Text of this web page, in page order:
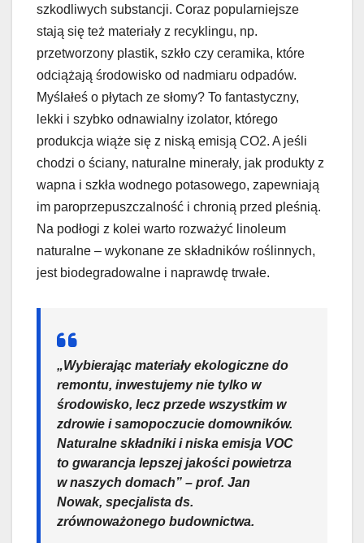
szkodliwych substancji. Coraz popularniejsze
stają się też materiały z recyklingu, np.
przetworzony plastik, szkło czy ceramika, które
odciążają środowisko od nadmiaru odpadów.
Myślałeś o płytach ze słomy? To fantastyczny,
lekki i szybko odnawialny izolator, którego
produkcja wiąże się z niską emisją CO2. A jeśli
chodzi o ściany, naturalne minerały, jak produkty z
wapna i szkła wodnego potasowego, zapewniają
im paroprzepuszczalność i chronią przed pleśnią.
Na podłogi z kolei warto rozważyć linoleum
naturalne – wykonane ze składników roślinnych,
jest biodegradowalne i naprawdę trwałe.
„Wybierając materiały ekologiczne do
remontu, inwestujemy nie tylko w
środowisko, lecz przede wszystkim w
zdrowie i samopoczucie domowników.
Naturalne składniki i niska emisja VOC
to gwarancja lepszej jakości powietrza
w naszych domach” – prof. Jan
Nowak, specjalista ds.
zrównoważonego budownictwa.